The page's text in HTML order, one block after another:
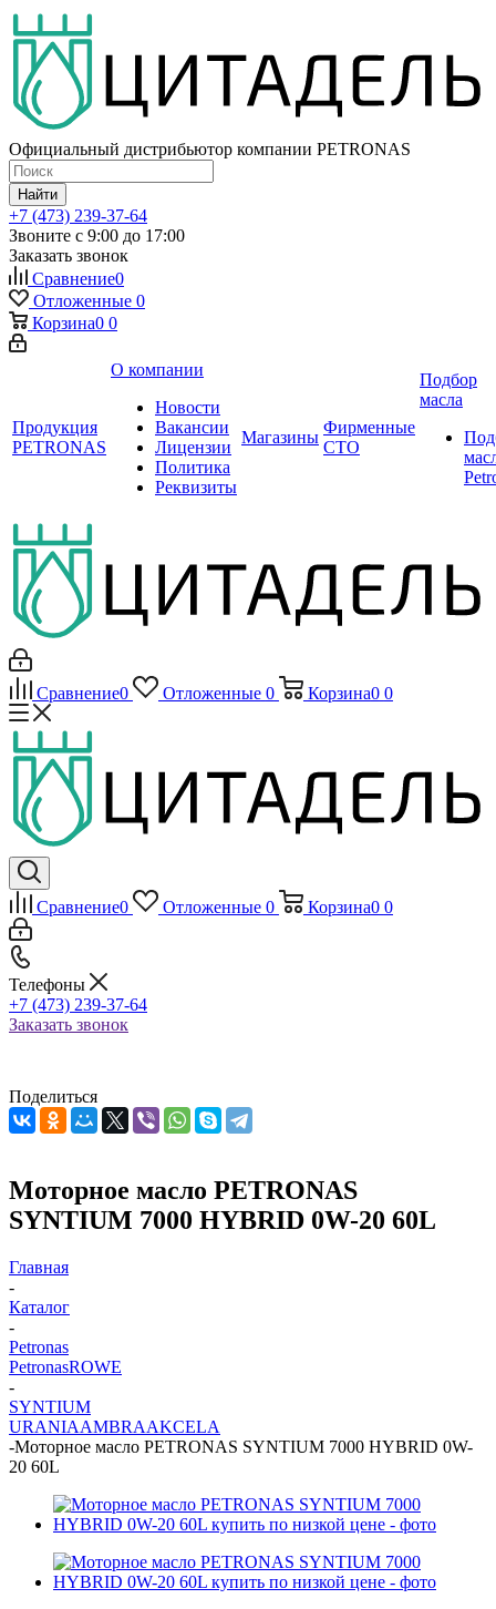
Официальный дистрибьютор компании PETRONAS
Найти
+7 (473) 239-37-64
Звоните с 9:00 до 17:00
Заказать звонок
Сравнение0
Отложенные 0
Корзина0 0
Продукция
PETRONAS
О компании
Новости
Вакансии
Лицензии
Политика
Реквизиты
Магазины
Фирменные
СТО
Подбор
масла
Сравнение0 Отложенные 0 Корзина0 0
Сравнение0 Отложенные 0 Корзина0 0
Телефоны
+7 (473) 239-37-64
Заказать звонок
Поделиться
Моторное масло PETRONAS
SYNTIUM 7000 HYBRID 0W-20 60L
Главная
-
Каталог
-
Petronas
PetronasROWE
-
SYNTIUM
URANIAAMBRAAKCELA
-Моторное масло PETRONAS SYNTIUM 7000 HYBRID 0W-
20 60L